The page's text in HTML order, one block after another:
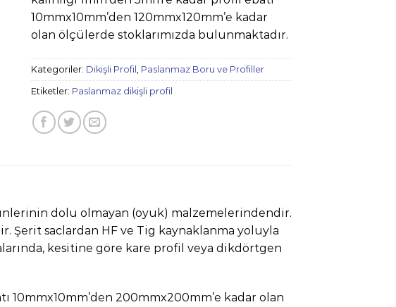
10mmx10mm’den 120mmx120mm’e kadar
olan ölçülerde stoklarımızda bulunmaktadır.
Kategoriler: Dikişli Profil Paslanmaz Boru ve Profiller
Etiketler: Paslanmaz dikişli profil
dolu olmayan (oyuk) malzemelerindendir.
Şerit saclardan HF ve Tig kaynaklanma yoluyla
kesitine göre kare profil veya dikdörtgen
10mmx10mm’den 200mmx200mm’e kadar olan